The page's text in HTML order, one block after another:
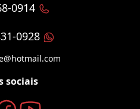
0914
0928
sociais